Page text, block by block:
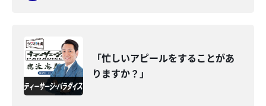
「忙しいアピールをすることがあ
りますか？」